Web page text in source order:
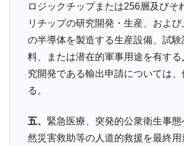
ロジックチップまたは256層及びそ
リチップの研究開発・生産、およ
の半導体を製造する生産設備、試
料、または潜在的軍事用途を有す
究開発である輸出申請については
る。
五、 緊急医療、突発的公衆衛生事態
然災害救助等の人道的救援を最終用